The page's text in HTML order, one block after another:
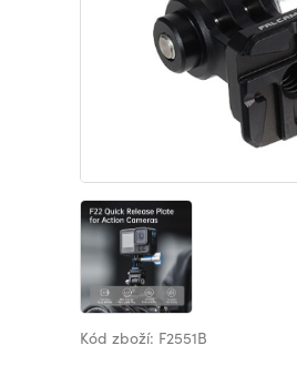
Kód zboží: F2551B